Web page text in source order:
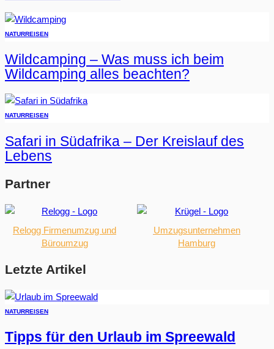
NATURREISEN
Wildcamping – Was muss ich beim
Wildcamping alles beachten?
NATURREISEN
Safari in Südafrika – Der Kreislauf des
Lebens
Partner
Relogg Firmenumzug und
Büroumzug
Umzugsunternehmen
Hamburg
Letzte Artikel
NATURREISEN
Tipps für den Urlaub im Spreewald